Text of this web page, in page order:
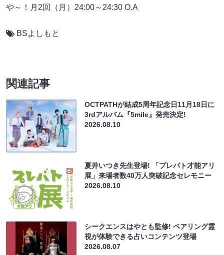
や～！月2回（月）24:00～24:30 O.A
BSよしもと
関連記事
OCTPATHが結成5周年記念日11月18日に
3rdアルバム『5mile』発売決定!
2026.08.10
夏井いつき先生登場! 「プレバト才能アリ
展」来場者数40万人突破記念セレモニー
2026.08.10
シークエンスはやとも監修! ペアリング霊
視が体験できる占いコンテンツ登場
2026.08.07